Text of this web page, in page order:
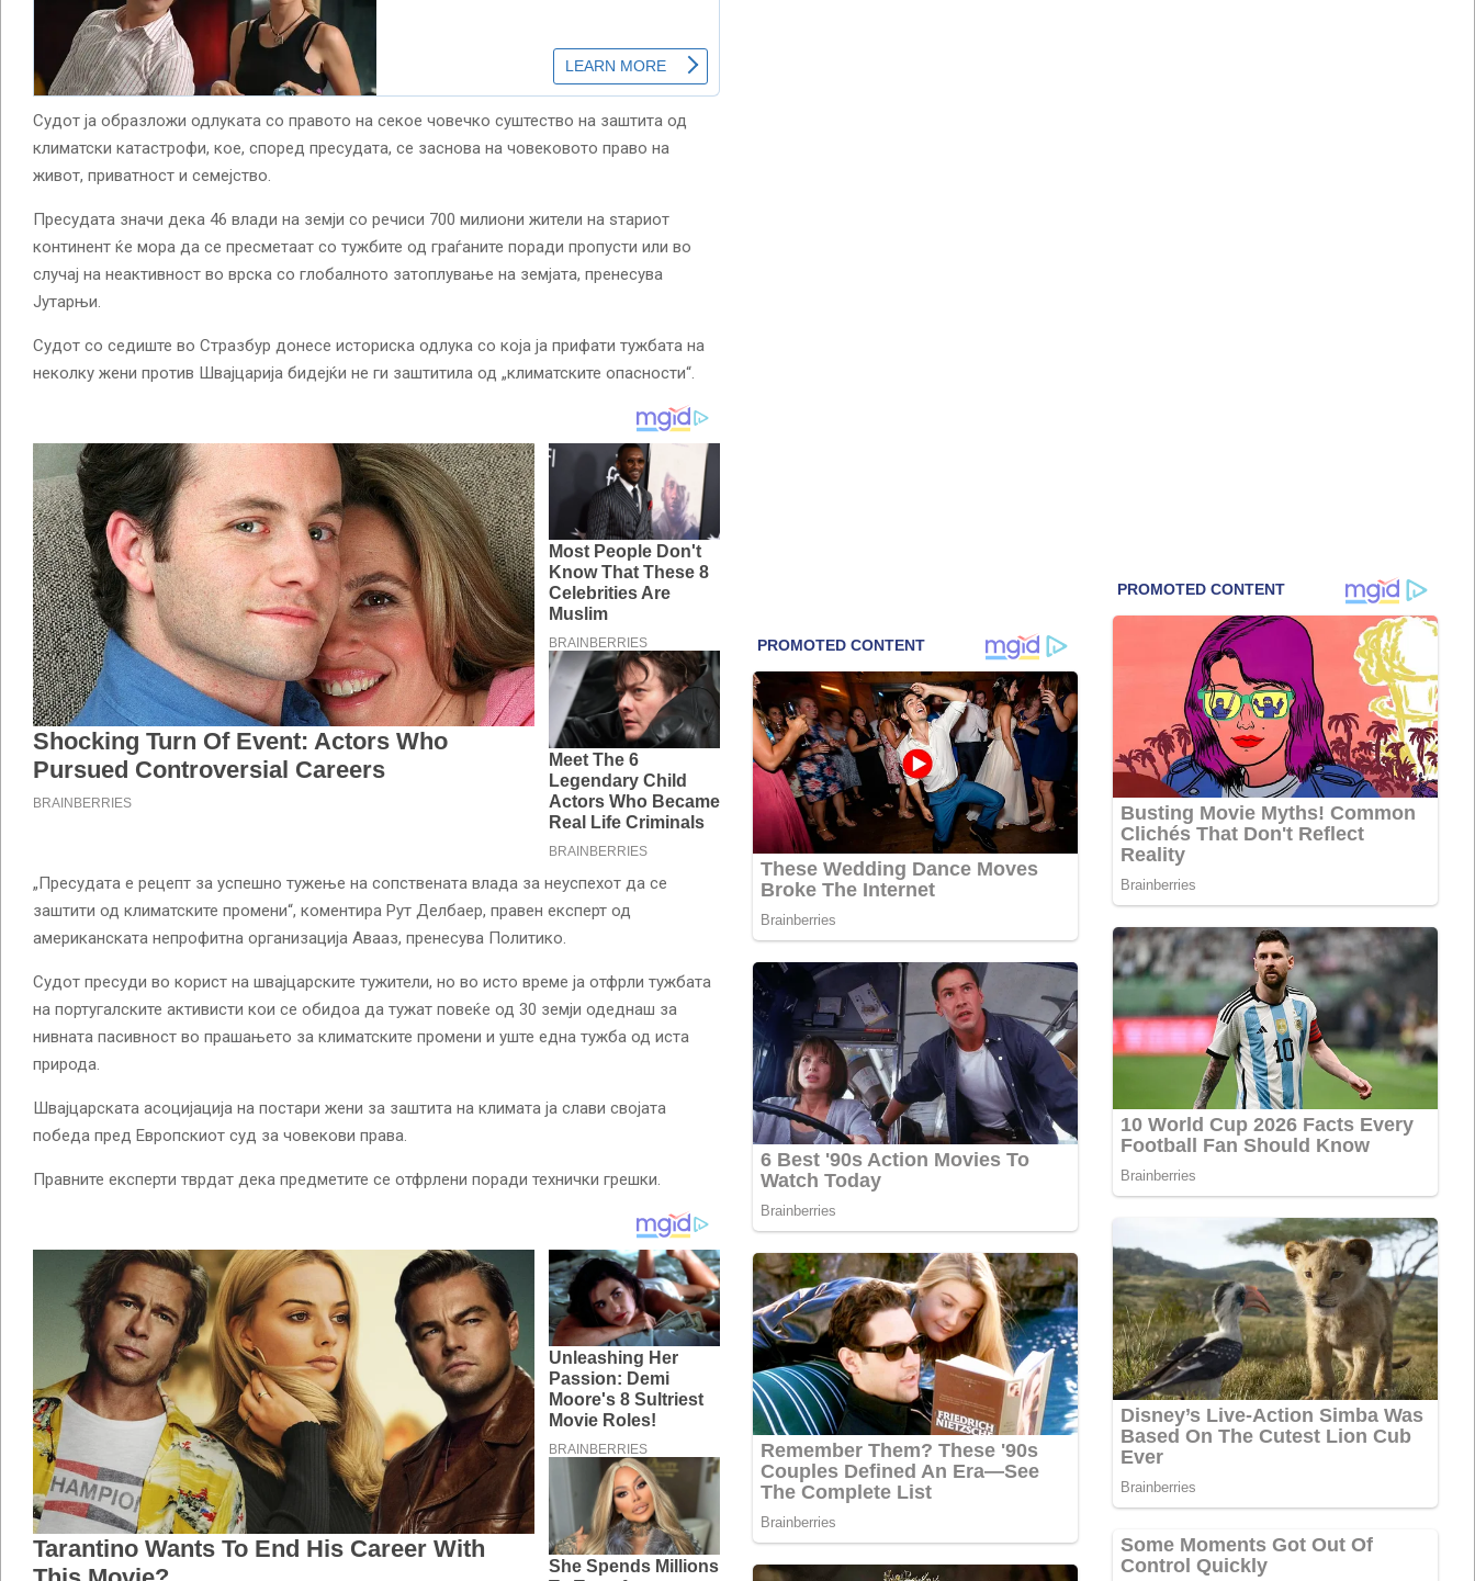
Судот ја образложи одлуката со правото на секое човечко суштество на заштита од
климатски катастрофи, кое, според пресудата, се заснова на човековото право на
живот, приватност и семејство.
Пресудата значи дека 46 влади на земји со речиси 700 милиони жители на sтариот
континент ќе мора да се пресметаат со тужбите од граѓаните поради пропусти или во
случај на неактивност во врска со глобалното затоплување на земјата, пренесува
Јутарњи.
Судот со седиште во Стразбур донесе историска одлука со која ја прифати тужбата на
неколку жени против Швајцарија бидејќи не ги заштитила од „климатските опасности“.
„Пресудата е рецепт за успешно тужење на сопствената влада за неуспехот да се
заштити од климатските промени“, коментира Рут Делбаер, правен експерт од
американската непрофитна организација Авааз, пренесува Политико.
Судот пресуди во корист на швајцарските тужители, но во исто време ја отфрли тужбата
на португалските активисти кои се обидоа да тужат повеќе од 30 земји одеднаш за
нивната пасивност во прашањето за климатските промени и уште една тужба од иста
природа.
Швајцарската асоцијација на постари жени за заштита на климата ја слави својата
победа пред Европскиот суд за човекови права.
Правните експерти тврдат дека предметите се отфрлени поради технички грешки.